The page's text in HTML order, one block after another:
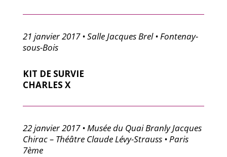
21 janvier 2017 • Salle Jacques Brel • Fontenay-
sous-Bois
KIT DE SURVIE
CHARLES X
22 janvier 2017 • Musée du Quai Branly Jacques
Chirac – Théâtre Claude Lévy-Strauss • Paris
7ème